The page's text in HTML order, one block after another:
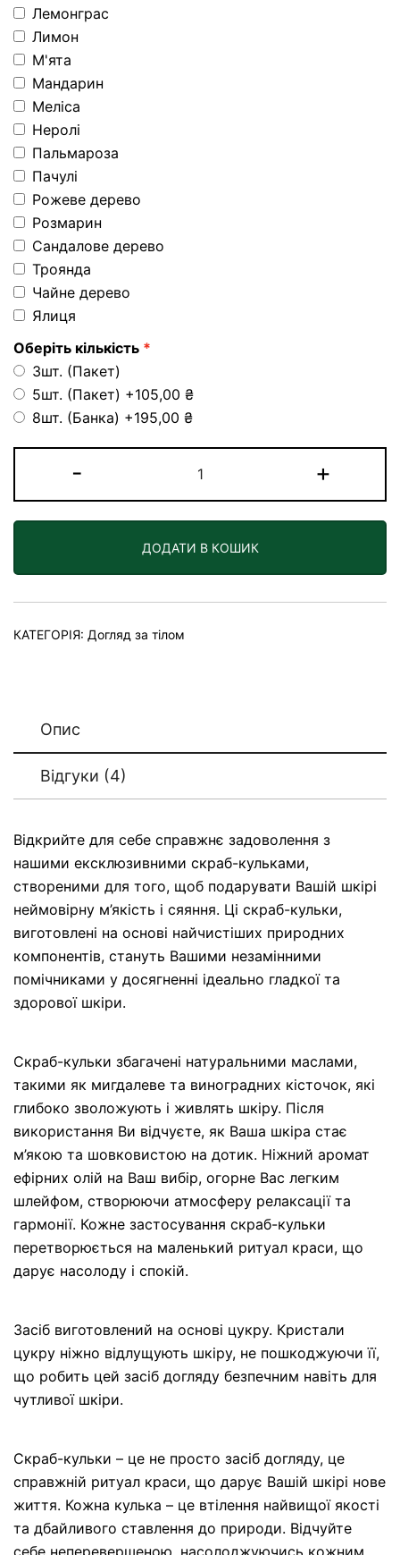
Лемонграс
Лимон
М'ята
Мандарин
Меліса
Неролі
Пальмароза
Пачулі
Рожеве дерево
Розмарин
Сандалове дерево
Троянда
Чайне дерево
Ялиця
Оберіть кількість
3шт. (Пакет)
5шт. (Пакет) +105,00 ₴
8шт. (Банка) +195,00 ₴
-
цукрові
скраб-
кількість
+
ДОДАТИ В КОШИК
КАТЕГОРІЯ: Догляд за тілом
Опис
Відгуки (4)
Відкрийте для себе справжнє задоволення з
нашими ексклюзивними скраб-кульками,
створеними для того, щоб подарувати Вашій шкірі
неймовірну м’якість і сяяння. Ці скраб-кульки,
виготовлені на основі найчистіших природних
компонентів, стануть Вашими незамінними
помічниками у досягненні ідеально гладкої та
здорової шкіри.
Скраб-кульки збагачені натуральними маслами,
такими як мигдалеве та виноградних кісточок, які
глибоко зволожують і живлять шкіру. Після
використання Ви відчуєте, як Ваша шкіра стає
м’якою та шовковистою на дотик. Ніжний аромат
ефірних олій на Ваш вибір, огорне Вас легким
шлейфом, створюючи атмосферу релаксації та
гармонії. Кожне застосування скраб-кульки
перетворюється на маленький ритуал краси, що
дарує насолоду і спокій.
Засіб виготовлений на основі цукру. Кристали
цукру ніжно відлущують шкіру, не пошкоджуючи її,
що робить цей засіб догляду безпечним навіть для
чутливої шкіри.
Скраб-кульки – це не просто засіб догляду, це
справжній ритуал краси, що дарує Вашій шкірі нове
життя. Кожна кулька – це втілення найвищої якості
та дбайливого ставлення до природи. Відчуйте
себе неперевершеною, насолоджуючись кожним